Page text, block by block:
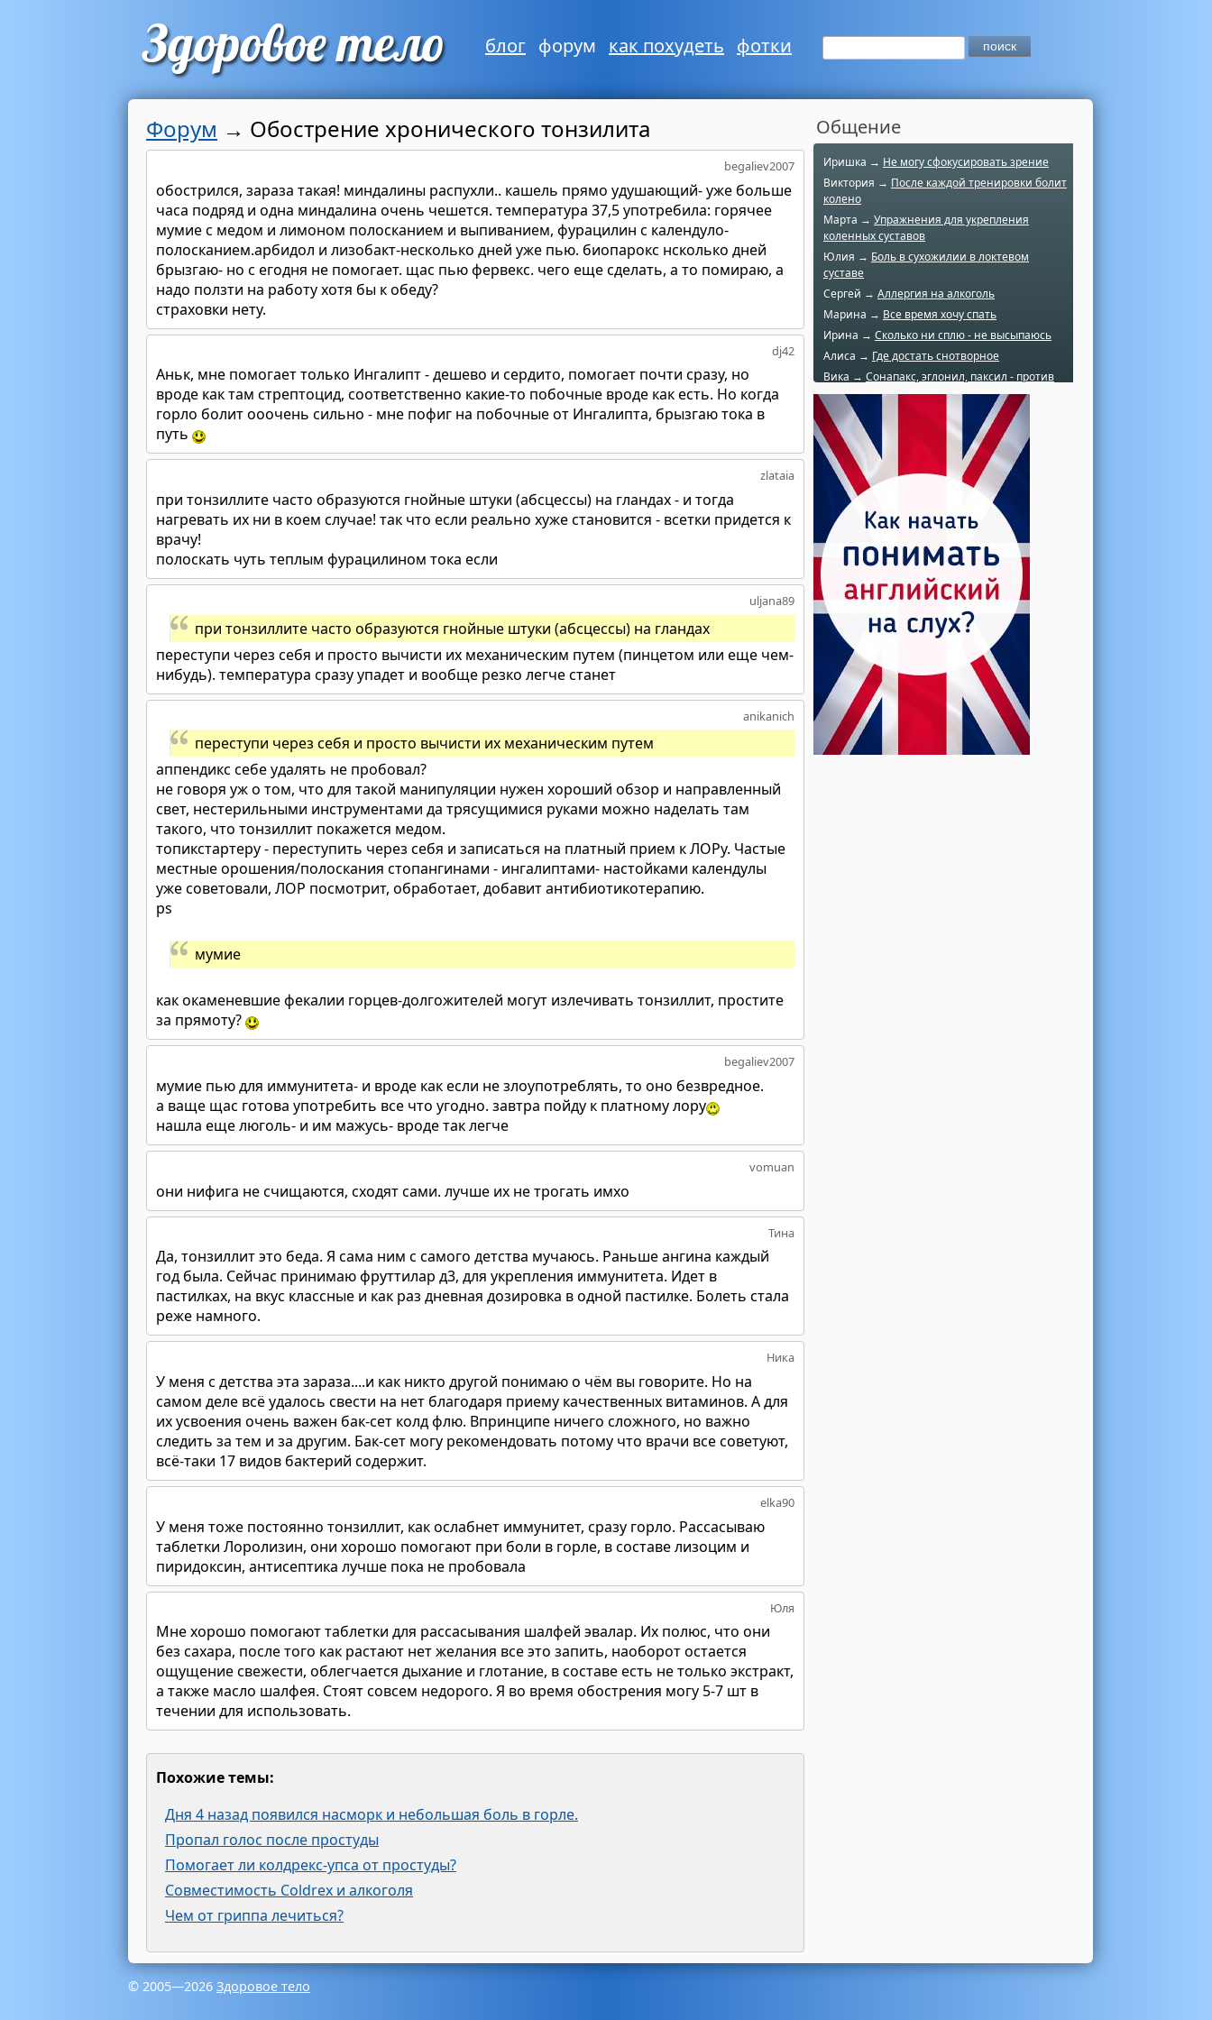
блог форум как похудеть фотки
Форум → Обострение хронического тонзилита
begaliev2007
обострился, зараза такая! миндалины распухли.. кашель прямо удушающий- уже больше
часа подряд и одна миндалина очень чешется. температура 37,5 употребила: горячее
мумие с медом и лимоном полосканием и выпиванием, фурацилин с календуло-
полосканием.арбидол и лизобакт-несколько дней уже пью. биопарокс нсколько дней
брызгаю- но с егодня не помогает. щас пью фервекс. чего еще сделать, а то помираю, а
надо ползти на работу хотя бы к обеду?
страховки нету.
dj42
Аньк, мне помогает только Ингалипт - дешево и сердито, помогает почти сразу, но
вроде как там стрептоцид, соответственно какие-то побочные вроде как есть. Но когда
горло болит ооочень сильно - мне пофиг на побочные от Ингалипта, брызгаю тока в
путь
zlataia
при тонзиллите часто образуются гнойные штуки (абсцессы) на гландах - и тогда
нагревать их ни в коем случае! так что если реально хуже становится - всетки придется к
врачу!
полоскать чуть теплым фурацилином тока если
uljana89
при тонзиллите часто образуются гнойные штуки (абсцессы) на гландах
переступи через себя и просто вычисти их механическим путем (пинцетом или еще чем-
нибудь). температура сразу упадет и вообще резко легче станет
anikanich
переступи через себя и просто вычисти их механическим путем
аппендикс себе удалять не пробовал?
не говоря уж о том, что для такой манипуляции нужен хороший обзор и направленный
свет, нестерильными инструментами да трясущимися руками можно наделать там
такого, что тонзиллит покажется медом.
топикстартеру - переступить через себя и записаться на платный прием к ЛОРу. Частые
местные орошения/полоскания стопангинами - ингалиптами- настойками календулы
уже советовали, ЛОР посмотрит, обработает, добавит антибиотикотерапию.
ps
мумие
как окаменевшие фекалии горцев-долгожителей могут излечивать тонзиллит, простите
за прямоту?
begaliev2007
мумие пью для иммунитета- и вроде как если не злоупотреблять, то оно безвредное.
а ваще щас готова употребить все что угодно. завтра пойду к платному лору
нашла еще люголь- и им мажусь- вроде так легче
vomuan
они нифига не счищаются, сходят сами. лучше их не трогать имхо
Тина
Да, тонзиллит это беда. Я сама ним с самого детства мучаюсь. Раньше ангина каждый
год была. Сейчас принимаю фруттилар д3, для укрепления иммунитета. Идет в
пастилках, на вкус классные и как раз дневная дозировка в одной пастилке. Болеть стала
реже намного.
Ника
У меня с детства эта зараза....и как никто другой понимаю о чём вы говорите. Но на
самом деле всё удалось свести на нет благодаря приему качественных витаминов. А для
их усвоения очень важен бак-сет колд флю. Впринципе ничего сложного, но важно
следить за тем и за другим. Бак-сет могу рекомендовать потому что врачи все советуют,
всё-таки 17 видов бактерий содержит.
elka90
У меня тоже постоянно тонзиллит, как ослабнет иммунитет, сразу горло. Рассасываю
таблетки Лоролизин, они хорошо помогают при боли в горле, в составе лизоцим и
пиридоксин, антисептика лучше пока не пробовала
Юля
Мне хорошо помогают таблетки для рассасывания шалфей эвалар. Их полюс, что они
без сахара, после того как растают нет желания все это запить, наоборот остается
ощущение свежести, облегчается дыхание и глотание, в составе есть не только экстракт,
а также масло шалфея. Стоят совсем недорого. Я во время обострения могу 5-7 шт в
течении для использовать.
Похожие темы:
Дня 4 назад появился насморк и небольшая боль в горле.
Пропал голос после простуды
Помогает ли колдрекс-упса от простуды?
Совместимость Coldrex и алкоголя
Чем от гриппа лечиться?
Общение
Иришка → Не могу сфокусировать зрение
Виктория → После каждой тренировки болит
колено
Марта → Упражнения для укрепления
коленных суставов
Юлия → Боль в сухожилии в локтевом
суставе
Сергей → Аллергия на алкоголь
Марина → Все время хочу спать
Ирина → Сколько ни сплю - не высыпаюсь
Алиса → Где достать снотворное
Вика → Сонапакс, эглонил, паксил - против
чего?
Катерина →
Боль в колене при нагрузке
Алла →Болят коленные суставы
Паша Щ. →
Боль в коленной чашечке
Ульяна Ф. →Болят и хрустят колени
Артемов Иван →
Болит и опухло колено
Чернов Игорь →Болят суставы при занятиях
спортом
© 2005—2026 Здоровое тело